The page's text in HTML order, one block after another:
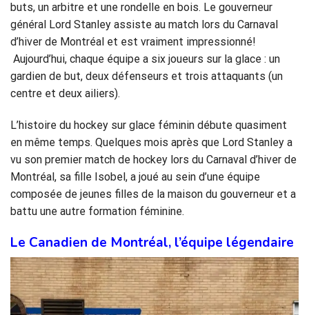
buts, un arbitre et une rondelle en bois. Le gouverneur
général Lord Stanley assiste au match lors du Carnaval
d’hiver de Montréal et est vraiment impressionné!
Aujourd’hui, chaque équipe a six joueurs sur la glace : un
gardien de but, deux défenseurs et trois attaquants (un
centre et deux ailiers).
L’histoire du hockey sur glace féminin débute quasiment
en même temps. Quelques mois après que Lord Stanley a
vu son premier match de hockey lors du Carnaval d’hiver de
Montréal, sa fille Isobel, a joué au sein d’une équipe
composée de jeunes filles de la maison du gouverneur et a
battu une autre formation féminine.
Le Canadien de Montréal, l’équipe légendaire